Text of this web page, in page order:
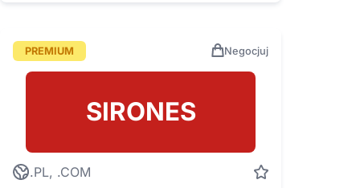
PREMIUM Negocjuj
SIRONES
.PL, .COM